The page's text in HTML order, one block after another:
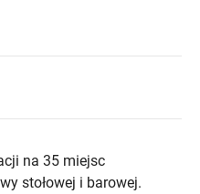
na 35 miejsc
stołowej i barowej.